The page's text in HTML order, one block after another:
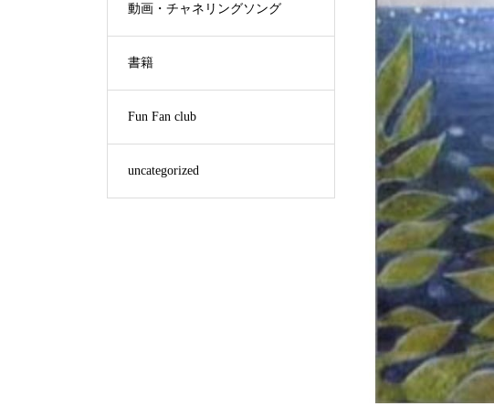
動画・チャネリングソング
書籍
Fun Fan club
uncategorized